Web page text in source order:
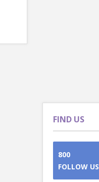
FIND US
800
FOLLOW US